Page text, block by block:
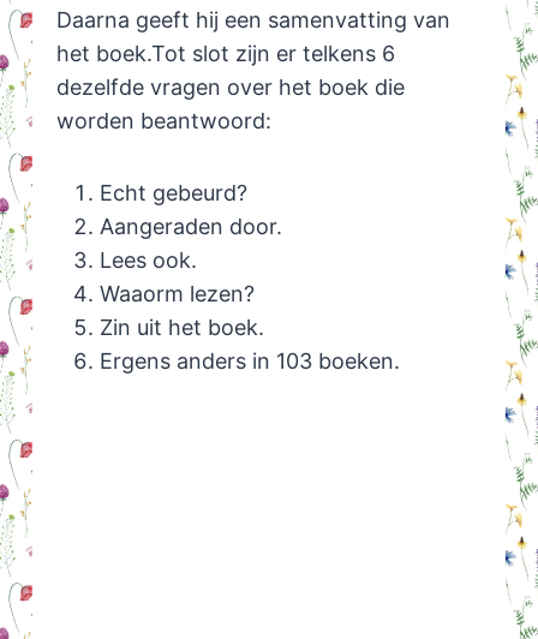
Daarna geeft hij een samenvatting van
het boek.Tot slot zijn er telkens 6
dezelfde vragen over het boek die
worden beantwoord:
Echt gebeurd?
Aangeraden door.
Lees ook.
Waaorm lezen?
Zin uit het boek.
Ergens anders in 103 boeken.